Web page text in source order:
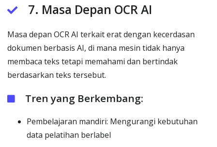
7. Masa Depan OCR AI
Masa depan OCR AI terkait erat dengan kecerdasan
dokumen berbasis AI, di mana mesin tidak hanya
membaca teks tetapi memahami dan bertindak
berdasarkan teks tersebut.
Tren yang Berkembang:
Pembelajaran mandiri: Mengurangi kebutuhan
data pelatihan berlabel